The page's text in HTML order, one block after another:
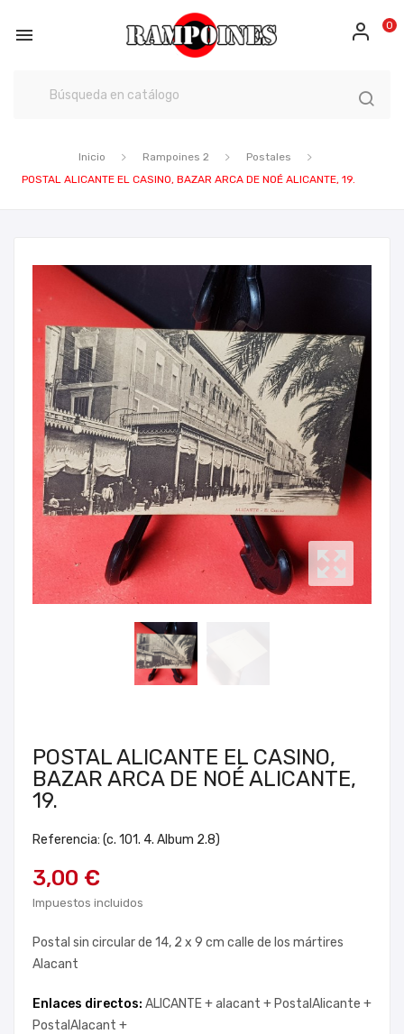
 0
Inicio Rampoines 2
Postales
POSTAL ALICANTE EL CASINO, BAZAR ARCA DE NOÉ ALICANTE, 19.
POSTAL ALICANTE EL CASINO,
BAZAR ARCA DE NOÉ ALICANTE,
19.
Referencia: (c. 101. 4. Album 2.8)
3,00 €
Impuestos incluidos
Postal sin circular de 14, 2 x 9 cm calle de los mártires
Alacant
Enlaces directos: ALICANTE +alacant + PostalAlicante +
PostalAlacant +